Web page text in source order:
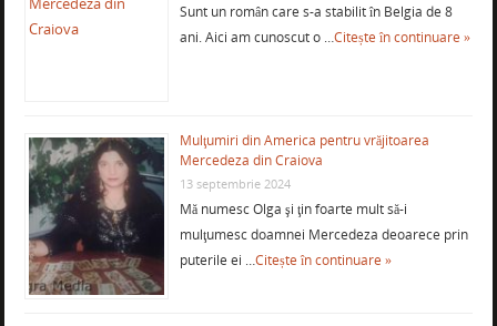
Sunt un român care s-a stabilit în Belgia de 8
ani. Aici am cunoscut o …Citește în continuare »
Mulţumiri din America pentru vrăjitoarea
Mercedeza din Craiova
13 septembrie 2024
Mă numesc Olga şi ţin foarte mult să-i
mulţumesc doamnei Mercedeza deoarece prin
puterile ei …Citește în continuare »